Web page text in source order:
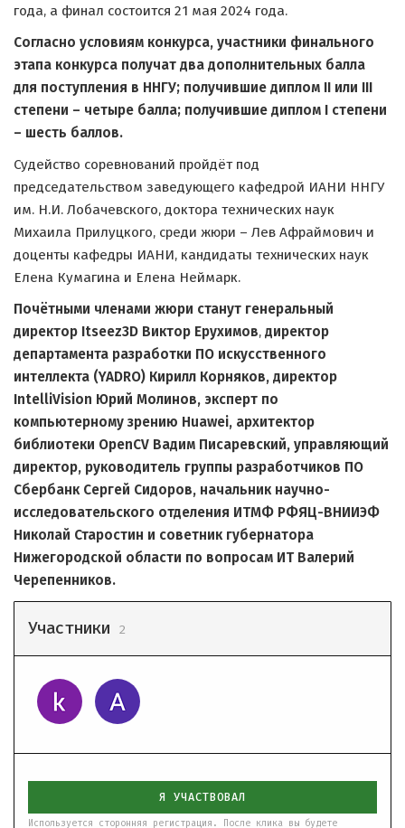
года, а финал состоится 21 мая 2024 года.
Согласно условиям конкурса, участники финального
этапа конкурса получат два дополнительных балла
для поступления в ННГУ; получившие диплом II или III
степени – четыре балла; получившие диплом I степени
– шесть баллов.
Судейство соревнований пройдёт под
председательством заведующего кафедрой ИАНИ ННГУ
им. Н.И. Лобачевского, доктора технических наук
Михаила Прилуцкого, среди жюри – Лев Афраймович и
доценты кафедры ИАНИ, кандидаты технических наук
Елена Кумагина и Елена Неймарк.
Почётными членами жюри станут генеральный
директор Itseez3D Виктор Ерухимов, директор
департамента разработки ПО искусственного
интеллекта (YADRO) Кирилл Корняков, директор
IntelliVision Юрий Молинов, эксперт по
компьютерному зрению Huawei, архитектор
библиотеки OpenCV Вадим Писаревский, управляющий
директор, руководитель группы разработчиков ПО
Сбербанк Сергей Сидоров, начальник научно-
исследовательского отделения ИТМФ РФЯЦ-ВНИИЭФ
Николай Старостин и советник губернатора
Нижегородской области по вопросам ИТ Валерий
Черепенников.
Участники 2
Я УЧАСТВОВАЛ
Используется сторонняя регистрация. После клика вы будете